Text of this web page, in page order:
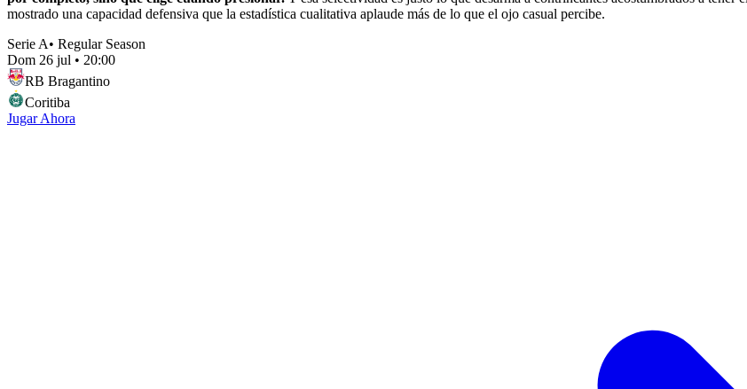
mostrado una capacidad defensiva que la estadística cualitativa aplaude más de lo que el ojo casual percibe.
Serie A• Regular Season
Dom 26 jul • 20:00
RB Bragantino
Coritiba
Jugar Ahora